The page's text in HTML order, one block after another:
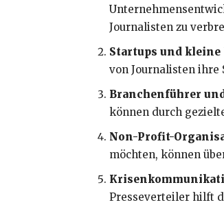
Journalisten zu
Startups und
von Journalisten
Branchenführer
können durch
Non-Profit-
möchten, können
Presseverteiler hilft